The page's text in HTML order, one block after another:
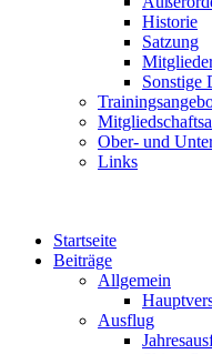
Historie
Satzung
Sonstige
Ober- und
Links
Startseite
Beiträge
Allgemein
Ausflug